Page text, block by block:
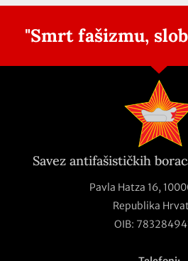
"Smrt fašizmu,
Savez antifašističkih
Pavla Hatza 16,
Republika
OIB: